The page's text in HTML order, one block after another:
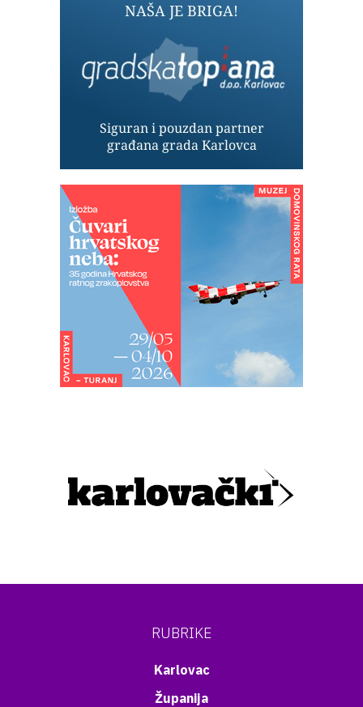
RUBRIKE
Karlovac
Županija